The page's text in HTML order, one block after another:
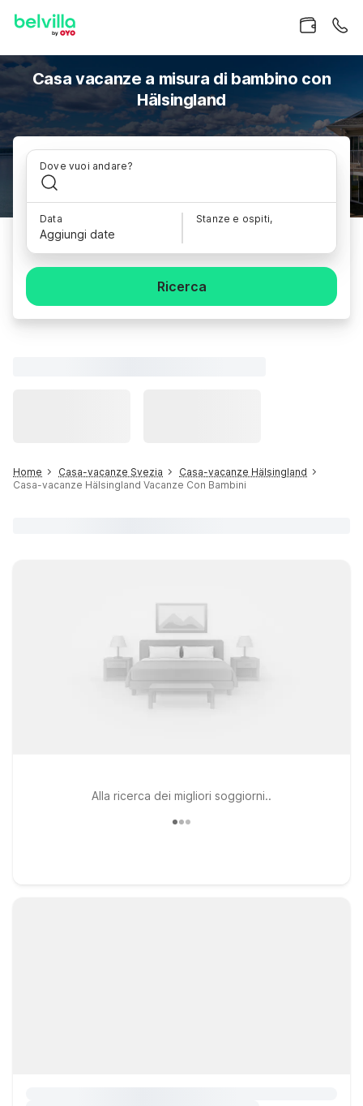
Casa vacanze a misura di bambino con
Hälsingland
Dove vuoi andare?
Data
Aggiungi date
Stanze e ospiti,
Ricerca
Home Casa-vacanze Svezia
Casa-vacanze Hälsingland
Casa-vacanze Hälsingland Vacanze Con Bambini
Alla ricerca dei migliori soggiorni..